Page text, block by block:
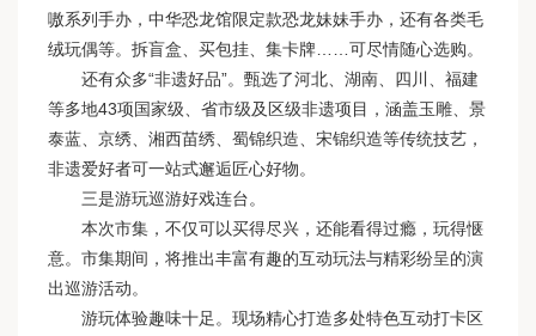
嗷系列手办，中华恐龙馆限定款恐龙妹妹手办，还有各类毛
绒玩偶等。拆盲盒、买包挂、集卡牌……可尽情随心选购。
还有众多“非遗好品”。甄选了河北、湖南、四川、福建
等多地43项国家级、省市级及区级非遗项目，涵盖玉雕、景
泰蓝、京绣、湘西苗绣、蜀锦织造、宋锦织造等传统技艺，
非遗爱好者可一站式邂逅匠心好物。
三是游玩巡游好戏连台。
本次市集，不仅可以买得尽兴，还能看得过瘾，玩得惬
意。市集期间，将推出丰富有趣的互动玩法与精彩纷呈的演
出巡游活动。
游玩体验趣味十足。现场精心打造多处特色互动打卡区